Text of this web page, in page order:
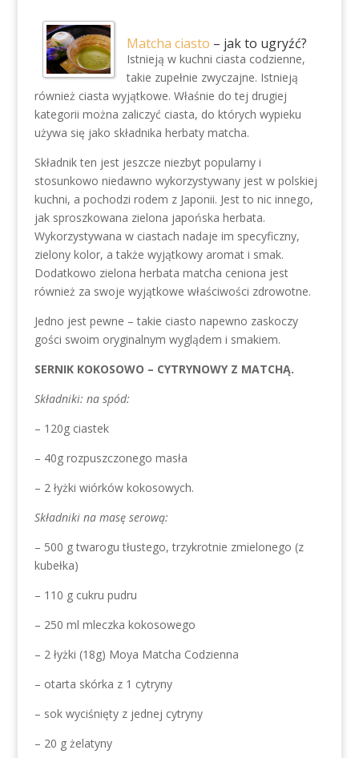
Matcha ciasto – jak to ugryźć?
Istnieją w kuchni ciasta codzienne,
takie zupełnie zwyczajne. Istnieją
również ciasta wyjątkowe. Właśnie do tej drugiej
kategorii można zaliczyć ciasta, do których wypieku
używa się jako składnika herbaty matcha.
Składnik ten jest jeszcze niezbyt popularny i
stosunkowo niedawno wykorzystywany jest w polskiej
kuchni, a pochodzi rodem z Japonii. Jest to nic innego,
jak sproszkowana zielona japońska herbata.
Wykorzystywana w ciastach nadaje im specyficzny,
zielony kolor, a także wyjątkowy aromat i smak.
Dodatkowo zielona herbata matcha ceniona jest
również za swoje wyjątkowe właściwości zdrowotne.
Jedno jest pewne – takie ciasto napewno zaskoczy
gości swoim oryginalnym wyglądem i smakiem.
SERNIK KOKOSOWO – CYTRYNOWY Z MATCHĄ.
Składniki: na spód:
– 120g ciastek
– 40g rozpuszczonego masła
– 2 łyżki wiórków kokosowych.
Składniki na masę serową:
– 500 g twarogu tłustego, trzykrotnie zmielonego (z
kubełka)
– 110 g cukru pudru
– 250 ml mleczka kokosowego
– 2 łyżki (18g) Moya Matcha Codzienna
– otarta skórka z 1 cytryny
– sok wyciśnięty z jednej cytryny
– 20 g żelatyny